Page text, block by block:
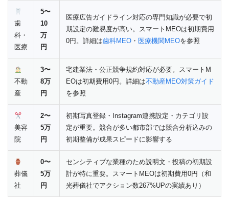
歯
科・
医療
5〜
10
万
円
医療広告ガイドライン対応の専門知識が必要で初
期設定の難易度が高い。スマートMEOは初期費用
0円。詳細は歯科MEO ・ 医療機関MEOを参照
不動
産
3〜
8万
円
宅建業法・公正競争規約対応が必要。スマートM
EOは初期費用0円。詳細は不動産MEO対策ガイド
を参照
美容
院
2〜
5万
円
初期写真登録・Instagram連携設定・カテゴリ設
定が重要。競合が多い都市部では競合分析込みの
初期整備が成果スピードに影響する
葬儀
社
0〜
5万
円
センシティブな業種のため説明文・投稿の初期設
計が特に重要。スマートMEOは初期費用0円（和
光葬儀社でアクション数267%UPの実績あり）